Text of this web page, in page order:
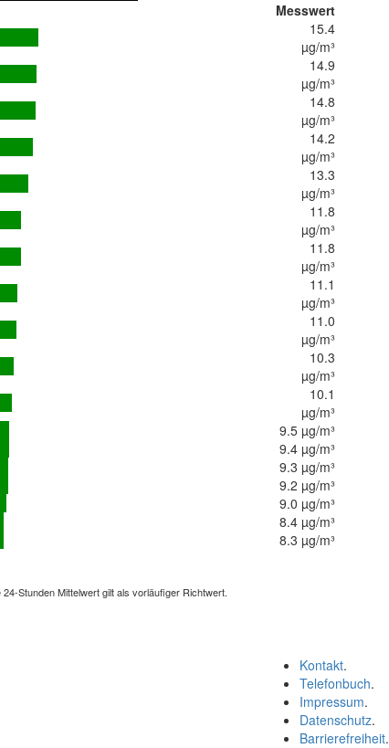
Messwert
15.4
µg/m³
14.9
µg/m³
14.8
µg/m³
14.2
µg/m³
13.3
µg/m³
11.8
µg/m³
11.8
µg/m³
11.1
µg/m³
11.0
µg/m³
10.3
µg/m³
10.1
µg/m³
9.5 µg/m³
9.4 µg/m³
9.3 µg/m³
9.2 µg/m³
9.0 µg/m³
8.4 µg/m³
8.3 µg/m³
Stunden Mittelwert gilt als vorläufiger Richtwert.
Kontakt.
Telefonbuch.
Impressum.
Datenschutz.
Barrierefreiheit.